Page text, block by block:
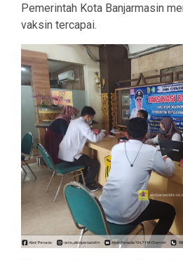
Pemerintah Kota Banjarmasin
vaksin tercapai.